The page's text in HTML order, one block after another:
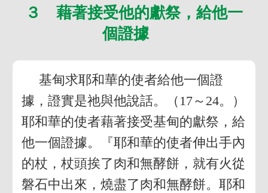
３ 藉著接受他的獻祭，給他一
個證據
基甸求耶和華的使者給他一個證
據，證實是祂與他說話。（17～24。）
耶和華的使者藉著接受基甸的獻祭，給
他一個證據。『耶和華的使者伸出手內
的杖，杖頭挨了肉和無酵餅，就有火從
磐石中出來，燒盡了肉和無酵餅。耶和